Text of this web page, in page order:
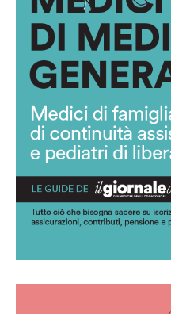
Guida per i
Scarica